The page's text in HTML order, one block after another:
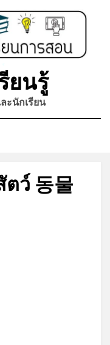
ยนรู้
ะนักเรียน
ว์ 동물
*